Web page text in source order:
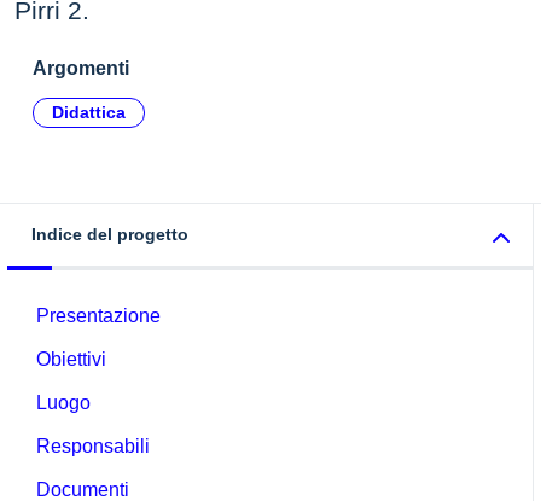
Pirri 2.
Argomenti
Didattica
Indice del progetto
Presentazione
Obiettivi
Luogo
Responsabili
Documenti